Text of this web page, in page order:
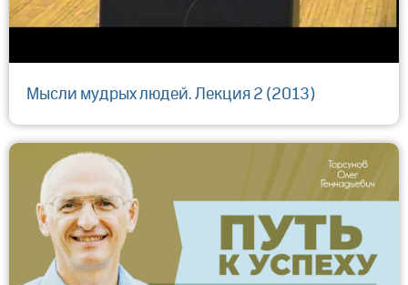
Мысли мудрых людей. Лекция 2 (2013)